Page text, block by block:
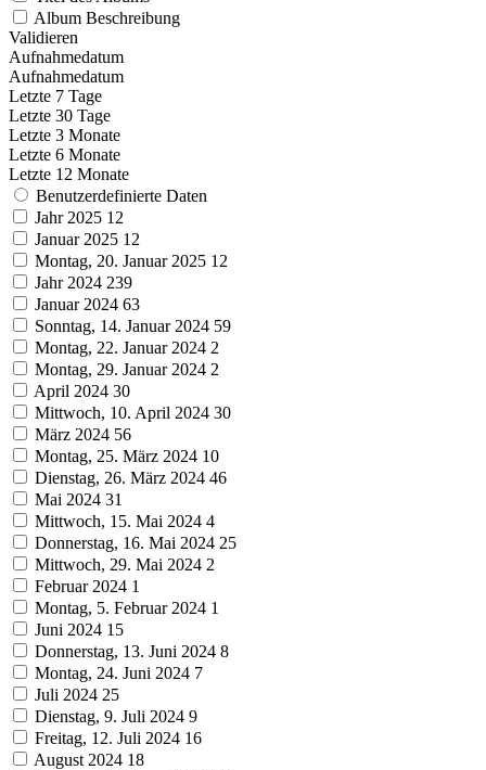
Album Beschreibung
Validieren
Aufnahmedatum
Aufnahmedatum
Letzte 7 Tage
Letzte 30 Tage
Letzte 3 Monate
Letzte 6 Monate
Letzte 12 Monate
Benutzerdefinierte Daten
Jahr 2025 12
Januar 2025 12
Montag, 20. Januar 2025 12
Jahr 2024 239
Januar 2024 63
Sonntag, 14. Januar 2024 59
Montag, 22. Januar 2024 2
Montag, 29. Januar 2024 2
April 2024 30
Mittwoch, 10. April 2024 30
März 2024 56
Montag, 25. März 2024 10
Dienstag, 26. März 2024 46
Mai 2024 31
Mittwoch, 15. Mai 2024 4
Donnerstag, 16. Mai 2024 25
Mittwoch, 29. Mai 2024 2
Februar 2024 1
Montag, 5. Februar 2024 1
Juni 2024 15
Donnerstag, 13. Juni 2024 8
Montag, 24. Juni 2024 7
Juli 2024 25
Dienstag, 9. Juli 2024 9
Freitag, 12. Juli 2024 16
August 2024 18